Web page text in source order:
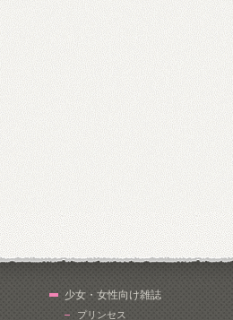
少女・女性向け雑誌
プリンセス